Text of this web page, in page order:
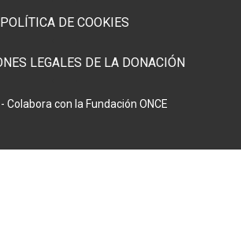
POLÍTICA DE COOKIES
LEGALES DE LA DONACIÓN
Colabora con la Fundación ONCE